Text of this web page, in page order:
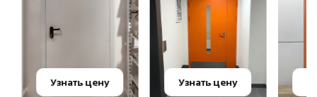
Узнать цену Узнать цену